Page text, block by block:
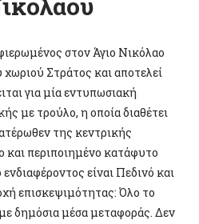
στον Άγιο Νικόλαο
χωριού Στράτος και αποτελεί
για μία εντυπωσιακή
με τρούλο, η οποία διαθέτει
της κεντρικής
και περιποιημένο κατάφυτο
είναι Πεδινό και
επισκεψιμότητας: Όλο το
δημόσια μέσα μεταφοράς. Δεν